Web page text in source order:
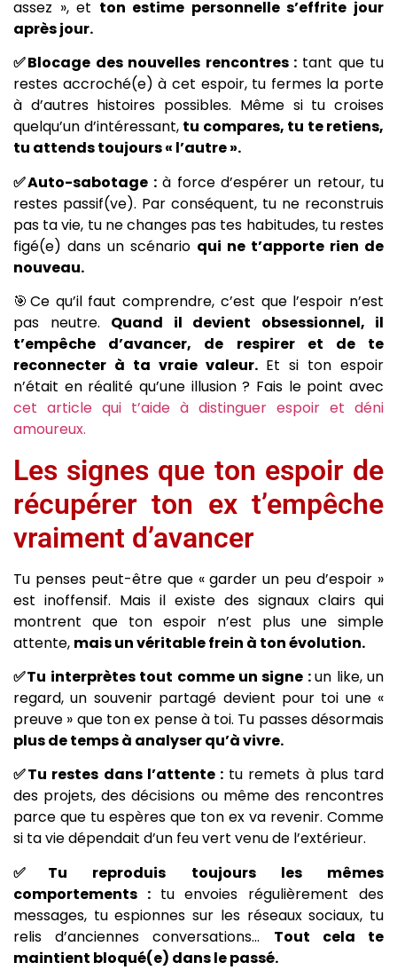
assez », et ton estime personnelle s’effrite jour
après jour.
✅Blocage des nouvelles rencontres :tant que tu
restes accroché(e) à cet espoir, tu fermes la porte
à d’autres histoires possibles. Même si tu croises
quelqu’un d’intéressant, tu compares, tu te retiens,
tu attends toujours « l’autre ».
✅Auto-sabotage :à force d’espérer un retour, tu
restes passif(ve). Par conséquent, tu ne reconstruis
pas ta vie, tu ne changes pas tes habitudes, tu restes
figé(e) dans un scénario qui ne t’apporte rien de
nouveau.
🎯Ce qu’il faut comprendre, c’est que l’espoir n’est
pas neutre. Quand il devient obsessionnel, il
t’empêche d’avancer, de respirer et de te
reconnecter à ta vraie valeur.Et si ton espoir
n’était en réalité qu’une illusion ? Fais le point avec
cet article qui t’aide à distinguer espoir et déni
amoureux.
Les signes que ton espoir de
récupérer ton ex t’empêche
vraiment d’avancer
Tu penses peut-être que « garder un peu d’espoir »
est inoffensif. Mais il existe des signaux clairs qui
montrent que ton espoir n’est plus une simple
attente, mais un véritable frein à ton évolution.
✅Tu interprètes tout comme un signe :un like, un
regard, un souvenir partagé devient pour toi une «
preuve » que ton ex pense à toi. Tu passes désormais
plus de temps à analyser qu’à vivre.
✅Tu restes dans l’attente : tu remets à plus tard
des projets, des décisions ou même des rencontres
parce que tu espères que ton ex va revenir. Comme
si ta vie dépendait d’un feu vert venu de l’extérieur.
✅Tu reproduis toujours les mêmes
comportements : tu envoies régulièrement des
messages, tu espionnes sur les réseaux sociaux, tu
relis d’anciennes conversations… Tout cela te
maintient bloqué(e) dans le passé.